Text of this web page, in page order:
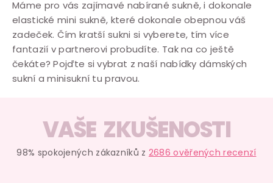
Máme pro vás zajímavé nabírané sukně, i dokonale
elastické mini sukně, které dokonale obepnou váš
zadeček. Čím kratší sukni si vyberete, tím více
fantazií v partnerovi probudíte. Tak na co ještě
čekáte? Pojďte si vybrat z naší nabídky dámských
sukní a minisukní tu pravou.
VAŠE ZKUŠENOSTI
98% spokojených zákazníků z 2686 ověřených recenzí